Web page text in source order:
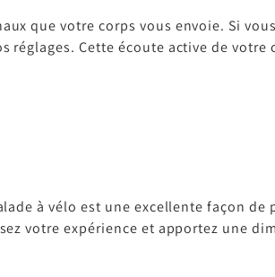
que votre corps vous envoie. Si
réglages. Cette écoute active de
à vélo est une excellente façon
votre expérience et apportez une